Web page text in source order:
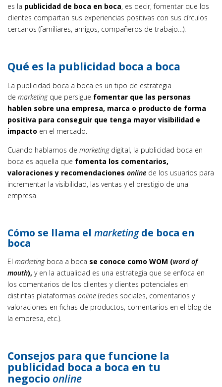
es la publicidad de boca en boca, es decir, fomentar que los
clientes compartan sus experiencias positivas con sus círculos
cercanos (familiares, amigos, compañeros de trabajo…).
Qué es la publicidad boca a boca
La publicidad boca a boca es un tipo de estrategia
de marketingque persigue fomentar que las personas
hablen sobre una empresa, marca o producto de forma
positiva para conseguir que tenga mayor visibilidad e
impacto en el mercado.
Cuando hablamos de marketingdigital, la publicidad boca en
boca es aquella que fomenta los comentarios,
valoraciones y recomendaciones online de los usuarios para
incrementar la visibilidad, las ventas y el prestigio de una
empresa.
Cómo se llama el marketingde boca en
boca
El marketingboca a boca se conoce como WOM (word of
mouth), y en la actualidad es una estrategia que se enfoca en
los comentarios de los clientes y clientes potenciales en
distintas plataformas online (redes sociales, comentarios y
valoraciones en fichas de productos, comentarios en el blog de
la empresa, etc.).
Consejos para que funcione la
publicidad boca a boca en tu
negocio online